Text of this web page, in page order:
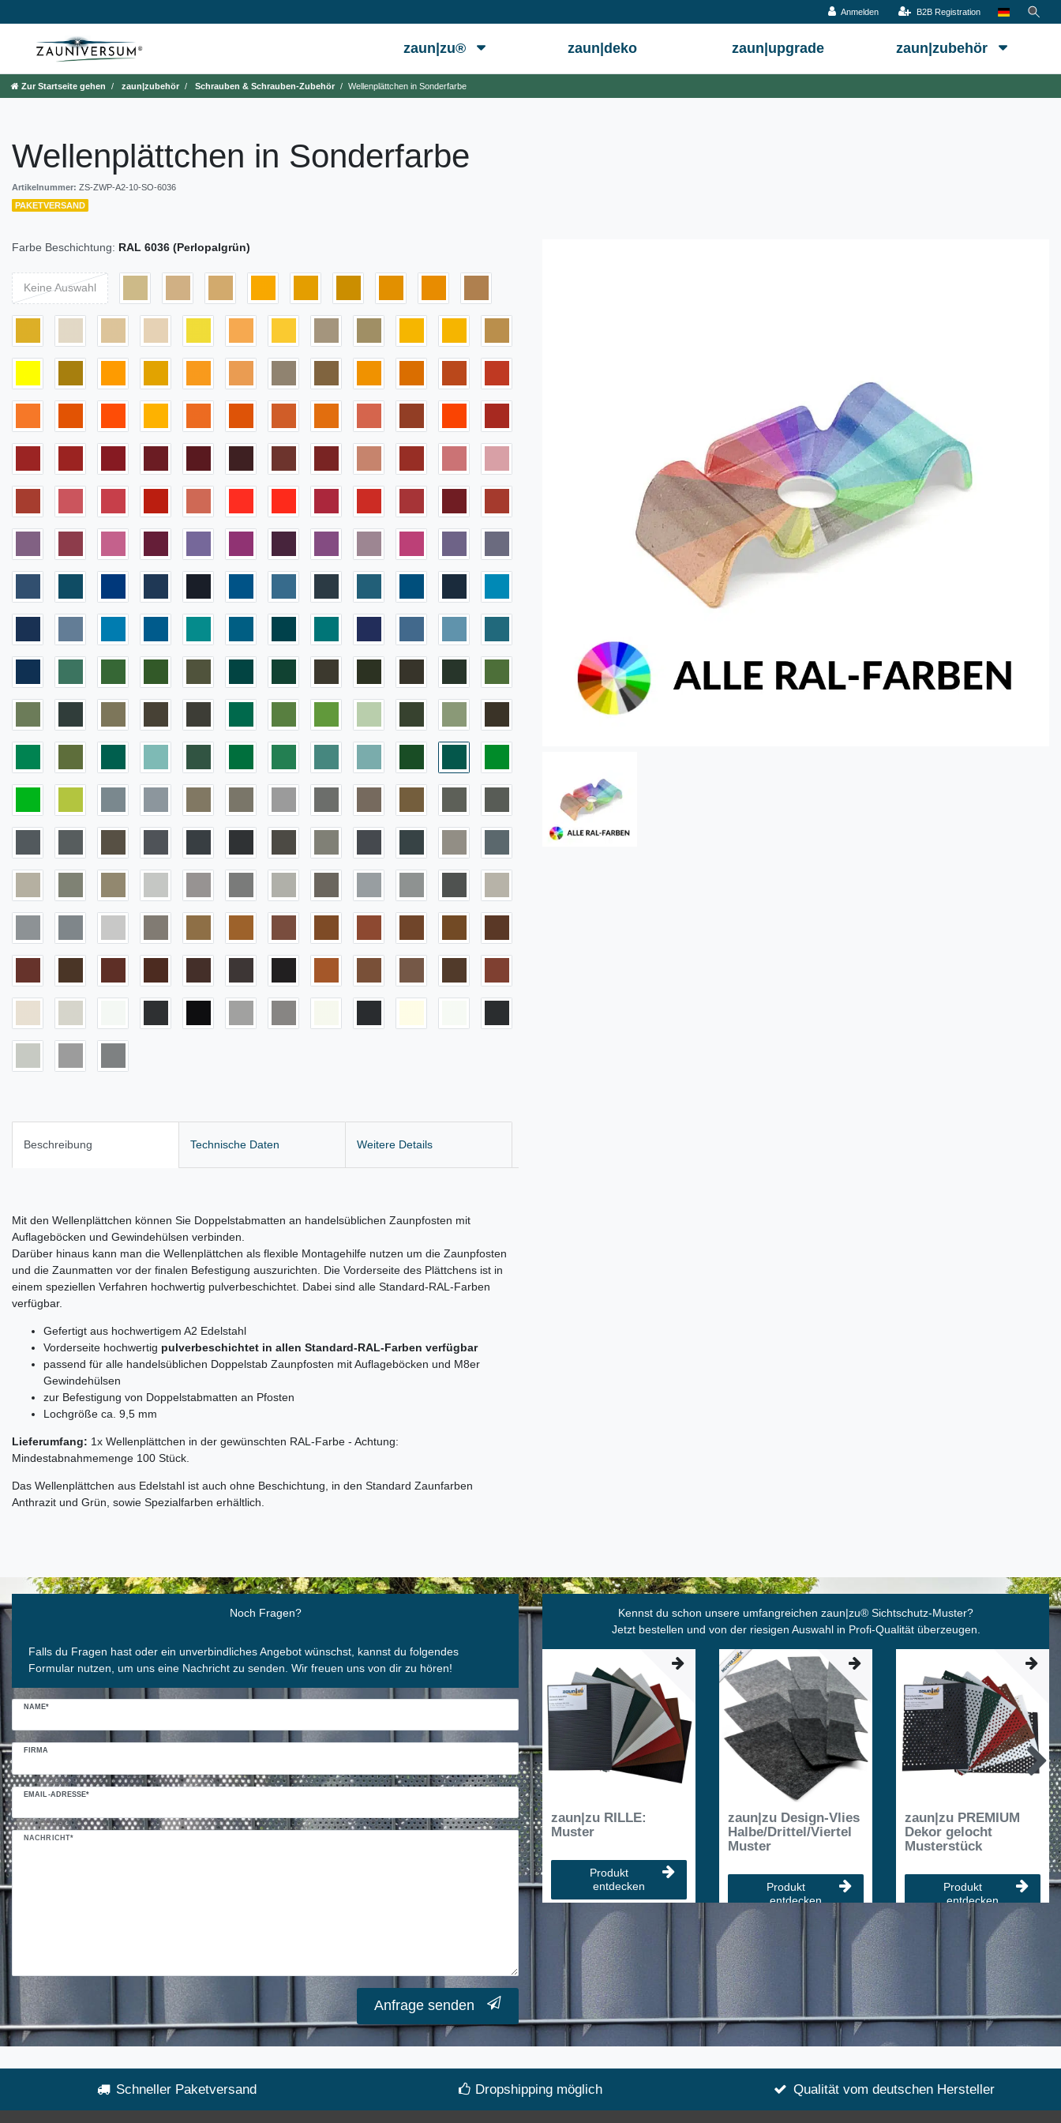
Anmelden B2B Registration
zaun|zu® zaun|deko zaun|upgrade zaun|zubehör
Zur Startseite gehen zaun|zubehör Schrauben & Schrauben-Zubehör Wellenplättchen in Sonderfarbe
Wellenplättchen in Sonderfarbe
Artikelnummer: ZS-ZWP-A2-10-SO-6036
PAKETVERSAND
Farbe Beschichtung: RAL 6036 (Perlopalgrün)
Keine Auswahl
Beschreibung Technische Daten Weitere Details
Mit den Wellenplättchen können Sie Doppelstabmatten an handelsüblichen Zaunpfosten mit
Auflageböcken und Gewindehülsen verbinden.
Darüber hinaus kann man die Wellenplättchen als flexible Montagehilfe nutzen um die Zaunpfosten
und die Zaunmatten vor der finalen Befestigung auszurichten. Die Vorderseite des Plättchens ist in
einem speziellen Verfahren hochwertig pulverbeschichtet. Dabei sind alle Standard-RAL-Farben
verfügbar.
Gefertigt aus hochwertigem A2 Edelstahl
Vorderseite hochwertig pulverbeschichtet in allen Standard-RAL-Farben verfügbar
passend für alle handelsüblichen Doppelstab Zaunpfosten mit Auflageböcken und M8er
Gewindehülsen
zur Befestigung von Doppelstabmatten an Pfosten
Lochgröße ca. 9,5 mm
Lieferumfang: 1x Wellenplättchen in der gewünschten RAL-Farbe - Achtung:
Mindestabnahmemenge 100 Stück.
Das Wellenplättchen aus Edelstahl ist auch ohne Beschichtung, in den Standard Zaunfarben
Anthrazit und Grün, sowie Spezialfarben erhältlich.
Noch Fragen?
Falls du Fragen hast oder ein unverbindliches Angebot wünschst, kannst du folgendes
Formular nutzen, um uns eine Nachricht zu senden. Wir freuen uns von dir zu hören!
NAME*
FIRMA
EMAIL-ADRESSE*
NACHRICHT*
Ceres::Template.mailFormHoneypotLabel
Anfrage senden
Kennst du schon unsere umfangreichen zaun|zu® Sichtschutz-Muster?
Jetzt bestellen und von der riesigen Auswahl in Profi-Qualität überzeugen.
zaun|zu RILLE:
Muster
Produkt
entdecken
zaun|zu Design-Vlies
Halbe/Drittel/Viertel
Muster
Produkt
entdecken
zaun|zu PREMIUM
Dekor gelocht
Musterstück
Produkt
entdecken
Schneller Paketversand Dropshipping möglich Qualität vom deutschen Hersteller